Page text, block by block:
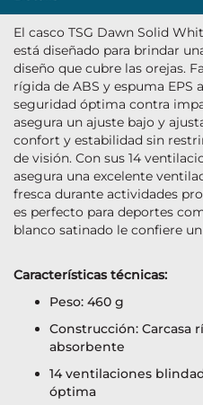
El casco TSG Dawn Solid
está diseñado para brindar
diseño que cubre las orejas.
rígida de ABS y espuma EPS
seguridad óptima contra
asegura un ajuste bajo y
confort y estabilidad sin
de visión. Con sus 14
asegura una excelente
fresca durante actividades
es perfecto para deportes
blanco satinado le confiere
Características técnicas:
Peso: 460 g
Construcción: Carcasa
absorbente
14 ventilaciones
óptima